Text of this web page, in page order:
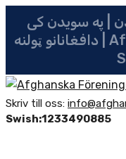
| په سویدن کی
دافغانانو ټولنه | Afghanska Föreningen i
Skriv till oss:
Swish:1233490885